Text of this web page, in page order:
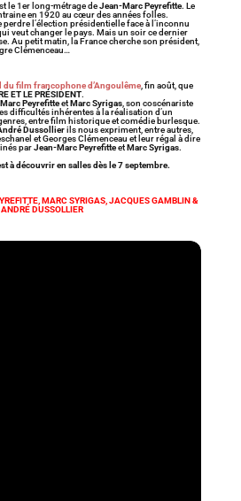
le 1er long-métrage deJean-Marc Peyrefitte. Le
en 1920 au cœur des années folles.
perdre l’élection présidentielle face à l’inconnu
veut changer le pays. Mais un soir ce dernier
Au petit matin, la France cherche son président,
Clémenceau…
du film francophone d’Angoulême, fin août, que
ET LE PRÉSIDENT.
PeyrefitteetMarc Syrigas, son coscénariste
difficultés inhérentes à la réalisation d’un
entre film historique et comédie burlesque.
Dussollierils nous expriment, entre autres,
et Georges Clémenceau et leur régal à dire
parJean-Marc PeyrefitteetMarc Syrigas.
à découvrir en salles dès le 7 septembre.
MARC SYRIGAS, JACQUES GAMBLIN &
ANDRÉ DUSSOLLIER